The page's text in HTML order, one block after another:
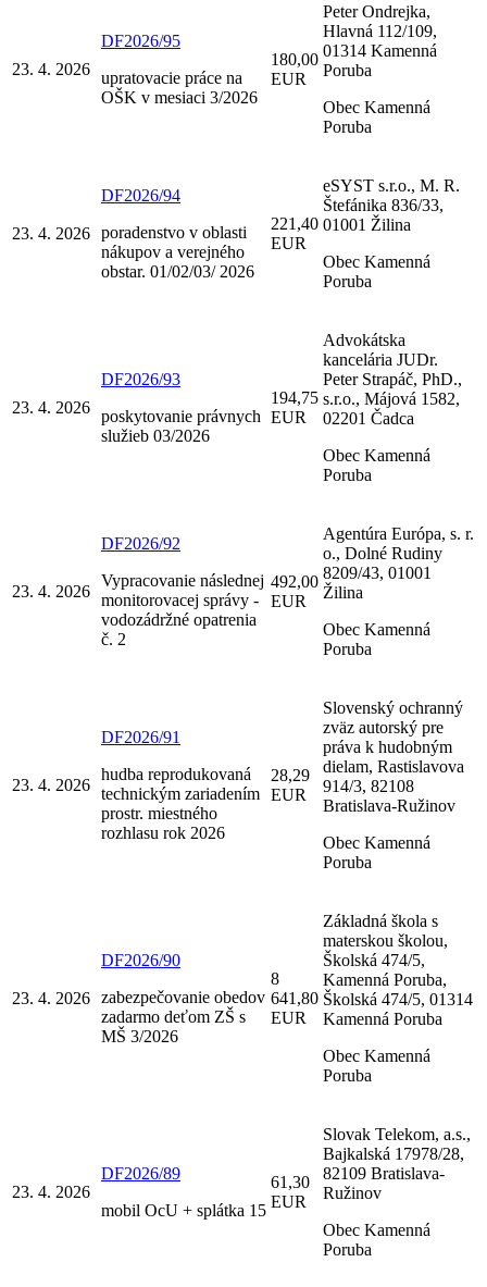
23. 4. 2026
DF2026/95
upratovacie práce na
OŠK v mesiaci 3/2026
180,00
EUR
Peter Ondrejka,
Hlavná 112/109,
01314 Kamenná
Poruba
Obec Kamenná
Poruba
23. 4. 2026
DF2026/94
poradenstvo v oblasti
nákupov a verejného
obstar. 01/02/03/ 2026
221,40
EUR
eSYST s.r.o., M. R.
Štefánika 836/33,
01001 Žilina
Obec Kamenná
Poruba
23. 4. 2026
DF2026/93
poskytovanie právnych
služieb 03/2026
194,75
EUR
Advokátska
kancelária JUDr.
Peter Strapáč, PhD.,
s.r.o., Májová 1582,
02201 Čadca
Obec Kamenná
Poruba
23. 4. 2026
DF2026/92
Vypracovanie následnej
monitorovacej správy -
vodozádržné opatrenia
č. 2
492,00
EUR
Agentúra Európa, s. r.
o., Dolné Rudiny
8209/43, 01001
Žilina
Obec Kamenná
Poruba
23. 4. 2026
DF2026/91
hudba reprodukovaná
technickým zariadením
prostr. miestného
rozhlasu rok 2026
28,29
EUR
Slovenský ochranný
zväz autorský pre
práva k hudobným
dielam, Rastislavova
914/3, 82108
Bratislava-Ružinov
Obec Kamenná
Poruba
23. 4. 2026
DF2026/90
zabezpečovanie obedov
zadarmo deťom ZŠ s
MŠ 3/2026
8
641,80
EUR
Základná škola s
materskou školou,
Školská 474/5,
Kamenná Poruba,
Školská 474/5, 01314
Kamenná Poruba
Obec Kamenná
Poruba
23. 4. 2026
DF2026/89
mobil OcU + splátka 15
61,30
EUR
Slovak Telekom, a.s.,
Bajkalská 17978/28,
82109 Bratislava-
Ružinov
Obec Kamenná
Poruba